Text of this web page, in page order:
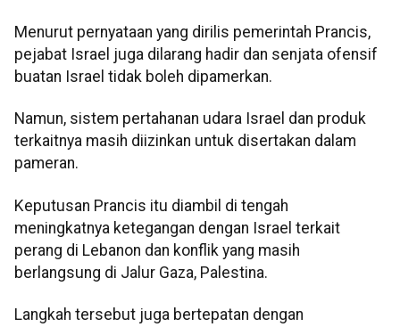
Menurut pernyataan yang dirilis pemerintah Prancis,
pejabat Israel juga dilarang hadir dan senjata ofensif
buatan Israel tidak boleh dipamerkan.
Namun, sistem pertahanan udara Israel dan produk
terkaitnya masih diizinkan untuk disertakan dalam
pameran.
Keputusan Prancis itu diambil di tengah
meningkatnya ketegangan dengan Israel terkait
perang di Lebanon dan konflik yang masih
berlangsung di Jalur Gaza, Palestina.
Langkah tersebut juga bertepatan dengan